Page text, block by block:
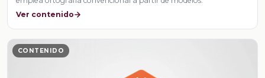
Ver contenido
CONTENIDO